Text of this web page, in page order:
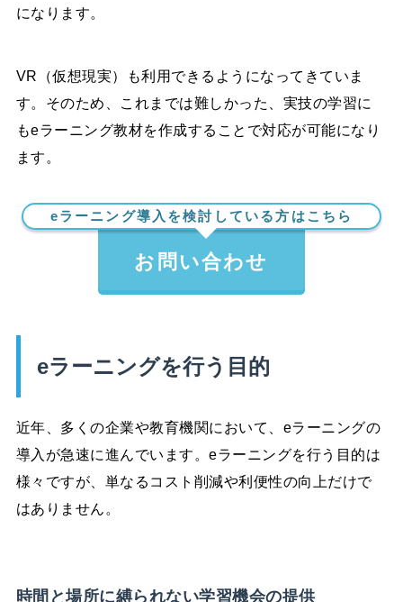
になります。
VR（仮想現実）も利用できるようになってきていま
す。そのため、これまでは難しかった、実技の学習に
もeラーニング教材を作成することで対応が可能になり
ます。
eラーニング導入を検討している方はこちら
お問い合わせ
eラーニングを行う目的
近年、多くの企業や教育機関において、eラーニングの
導入が急速に進んでいます。eラーニングを行う目的は
様々ですが、単なるコスト削減や利便性の向上だけで
はありません。
時間と場所に縛られない学習機会の提供